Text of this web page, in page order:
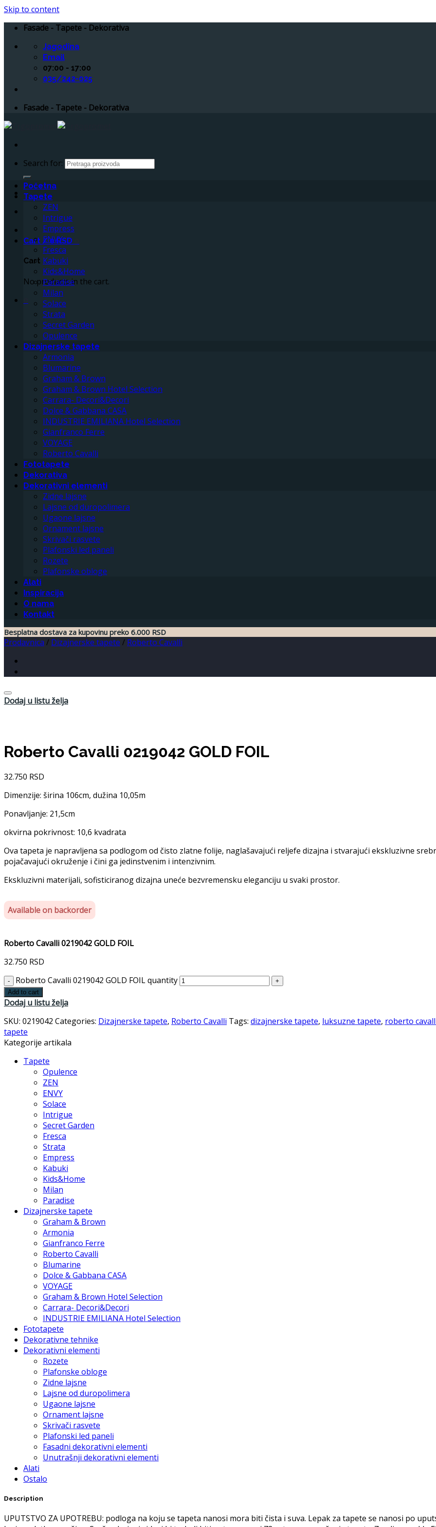
Skip to content
Fasade - Tapete - Dekorativa
Jagodina
Email
07:00 - 17:00
035/242-025
Fasade - Tapete - Dekorativa
Search for:
Cart /0RSD
Cart
No products in the cart.
Početna
Tapete
ZEN
Intrigue
Empress
ENVY
Fresca
Kabuki
Kids&Home
Paradise
Milan
Solace
Strata
Secret Garden
Opulence
Dizajnerske tapete
Armonia
Blumarine
Graham & Brown
Graham & Brown Hotel Selection
Carrara- Decori&Decori
Dolce & Gabbana CASA
INDUSTRIE EMILIANA Hotel Selection
Gianfranco Ferre
VOYAGE
Roberto Cavalli
Fototapete
Dekorativa
Dekorativni elementi
Zidne lajsne
Lajsne od duropolimera
Ugaone lajsne
Ornament lajsne
Skrivači rasvete
Plafonski led paneli
Rozete
Plafonske obloge
Alati
Inspiracija
O nama
Kontakt
Besplatna dostava za kupovinu preko 6.000 RSD
Prodavnica / Dizajnerske tapete / Roberto Cavalli
Dodaj u listu želja
Roberto Cavalli 0219042 GOLD FOIL
32.750 RSD
Dimenzije: širina 106cm, dužina 10,05m
Ponavljanje: 21,5cm
okvirna pokrivnost: 10,6 kvadrata
Ova tapeta je napravljena sa podlogom od čisto zlatne folije, naglašavajući reljefe dizajna i stvarajući ekskluzivne
pojačavajući okruženje i čini ga jedinstvenim i intenzivnim.
Ekskluzivni materijali, sofisticiranog dizajna uneće bezvremensku eleganciju u svaki prostor.
Available on backorder
Roberto Cavalli 0219042 GOLD FOIL
32.750 RSD
Roberto Cavalli 0219042 GOLD FOIL quantity
Add to cart
Dodaj u listu želja
SKU: 0219042 Categories: Dizajnerske tapete, Roberto Cavalli Tags: dizajnerske tapete, luksuzne tapete, roberto
tapete
Kategorije artikala
Tapete
Opulence
ZEN
ENVY
Solace
Intrigue
Secret Garden
Fresca
Strata
Empress
Kabuki
Kids&Home
Milan
Paradise
Dizajnerske tapete
Graham & Brown
Armonia
Gianfranco Ferre
Roberto Cavalli
Blumarine
Dolce & Gabbana CASA
VOYAGE
Graham & Brown Hotel Selection
Carrara- Decori&Decori
INDUSTRIE EMILIANA Hotel Selection
Fototapete
Dekorativne tehnike
Dekorativni elementi
Rozete
Plafonske obloge
Zidne lajsne
Lajsne od duropolimera
Ugaone lajsne
Ornament lajsne
Skrivači rasvete
Plafonski led paneli
Fasadni dekorativni elementi
Unutrašnji dekorativni elementi
Alati
Ostalo
Description
UPUTSTVO ZA UPOTREBU: podloga na koju se tapeta nanosi mora biti čista i suva. Lepak za tapete se nanosi po